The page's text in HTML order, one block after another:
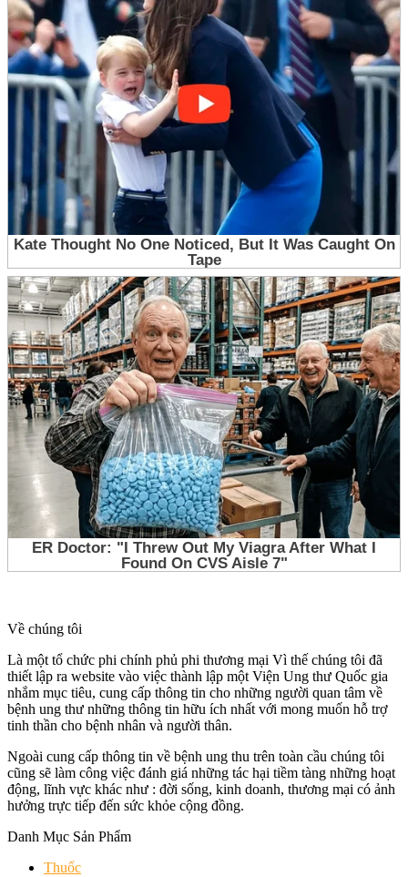
Về chúng tôi
Là một tổ chức phi chính phủ phi thương mại Vì thế chúng tôi đã
thiết lập ra website vào việc thành lập một Viện Ung thư Quốc gia
nhắm mục tiêu, cung cấp thông tin cho những người quan tâm về
bệnh ung thư những thông tin hữu ích nhất với mong muốn hỗ trợ
tinh thần cho bệnh nhân và người thân.
Ngoài cung cấp thông tin về bệnh ung thu trên toàn cầu chúng tôi
cũng sẽ làm công việc đánh giá những tác hại tiềm tàng những hoạt
động, lĩnh vực khác như : đời sống, kinh doanh, thương mại có ảnh
hưởng trực tiếp đến sức khỏe cộng đồng.
Danh Mục Sản Phẩm
Thuốc